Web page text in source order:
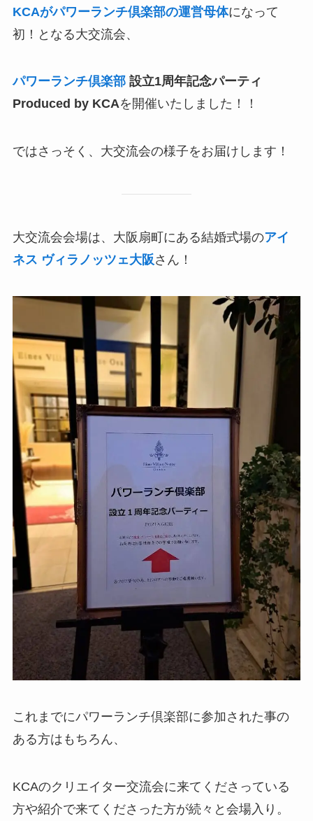
KCAがパワーランチ倶楽部の運営母体になって
初！となる大交流会、
パワーランチ倶楽部 設立1周年記念パーティ
Produced by KCAを開催いたしました！！
ではさっそく、大交流会の様子をお届けします！
大交流会会場は、大阪扇町にある結婚式場のアイ
ネス ヴィラノッツェ大阪さん！
これまでにパワーランチ倶楽部に参加された事の
ある方はもちろん、
KCAのクリエイター交流会に来てくださっている
方や紹介で来てくださった方が続々と会場入り。